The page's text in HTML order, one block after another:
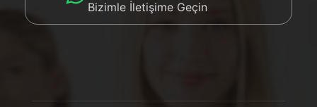
Bizimle İletişime Geçin